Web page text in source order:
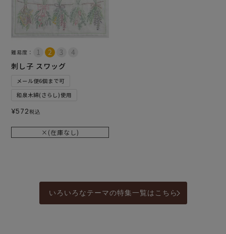
難易度：
刺し子 スワッグ
メール便6個まで可
和泉木綿(さらし)使用
¥572税込
×(在庫なし)
いろいろなテーマの特集一覧はこちら